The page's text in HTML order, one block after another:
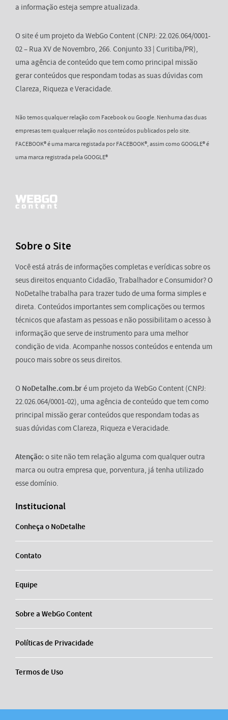
a informação esteja sempre atualizada.
O site é um projeto da WebGo Content (CNPJ: 22.026.064/0001-
02 – Rua XV de Novembro, 266. Conjunto 33 | Curitiba/PR),
uma agência de conteúdo que tem como principal missão
gerar conteúdos que respondam todas as suas dúvidas com
Clareza, Riqueza e Veracidade.
Não temos qualquer relação com Facebook ou Google. Nenhuma das duas
empresas tem qualquer relação nos conteúdos publicados pelo site.
FACEBOOK® é uma marca registada por FACEBOOK®, assim como GOOGLE® é
uma marca registrada pela GOOGLE®
Sobre o Site
Você está atrás de informações completas e verídicas sobre os
seus direitos enquanto Cidadão, Trabalhador e Consumidor? O
NoDetalhe trabalha para trazer tudo de uma forma simples e
direta. Conteúdos importantes sem complicações ou termos
técnicos que afastam as pessoas e não possibilitam o acesso à
informação que serve de instrumento para uma melhor
condição de vida. Acompanhe nossos conteúdos e entenda um
pouco mais sobre os seus direitos.
O NoDetalhe.com.bré um projeto da WebGo Content (CNPJ:
22.026.064/0001-02), uma agência de conteúdo que tem como
principal missão gerar conteúdos que respondam todas as
suas dúvidas com Clareza, Riqueza e Veracidade.
Atenção: o site não tem relação alguma com qualquer outra
marca ou outra empresa que, porventura, já tenha utilizado
esse domínio.
Institucional
Conheça o NoDetalhe
Contato
Equipe
Sobre a WebGo Content
Políticas de Privacidade
Termos de Uso